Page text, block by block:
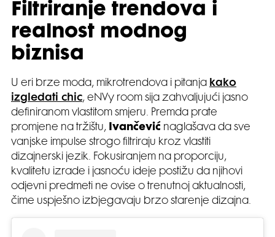
Filtriranje trendova i
realnost modnog
biznisa
U eri brze moda, mikrotrendova i pitanja kako
izgledati chic, eNVy room sija zahvaljujući jasno
definiranom vlastitom smjeru. Premda prate
promjene na tržištu,
Ivančević naglašava da sve
vanjske impulse strogo filtriraju kroz vlastiti
dizajnerski jezik. Fokusiranjem na proporciju,
kvalitetu izrade i jasnoću ideje postižu da njihovi
odjevni predmeti ne ovise o trenutnoj aktualnosti,
čime uspješno izbjegavaju brzo starenje dizajna.